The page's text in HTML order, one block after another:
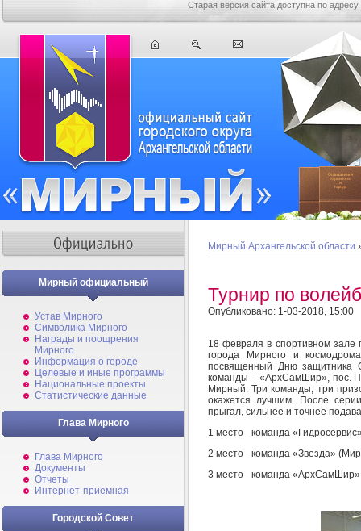
Старая версия сайта доступна по адресу
Мирный официальный
Устав Мирного
Символика Мирного
Награды и поощрения
Мирного
Информация о городе
Целевые и иные программы
Национальные проекты
Статистические данные
Глава Мирного
Глава Мирного
Документы
Отчеты
Интернет-приемная
Городской Совет
Мирный Архангельской области
Турнир по
Опубликовано: 1-03-2018, 15:00
18 февраля в спортивном зале
города Мирного и
посвященный Дню защитника
команды – «АрхСамШир», пос.
Мирный. Три команды, три
окажется лучшим. После
прыгал, сильнее и точнее
1 место - команда
2 место - команда «Звезда»
3 место - команда «АрхСамШир»